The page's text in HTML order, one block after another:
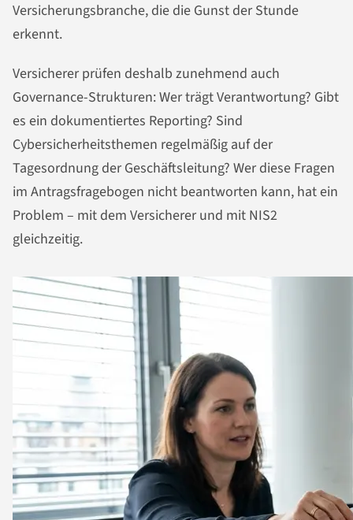
Versicherungsbranche, die die Gunst der Stunde
erkennt.
Versicherer prüfen deshalb zunehmend auch
Governance-Strukturen: Wer trägt Verantwortung? Gibt
es ein dokumentiertes Reporting? Sind
Cybersicherheitsthemen regelmäßig auf der
Tagesordnung der Geschäftsleitung? Wer diese Fragen
im Antragsfragebogen nicht beantworten kann, hat ein
Problem – mit dem Versicherer und mit NIS2
gleichzeitig.